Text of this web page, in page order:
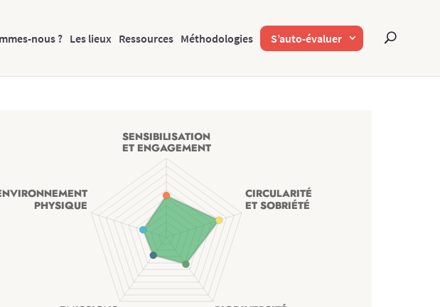
nous ? Les lieux Ressources Méthodologies S’auto-évaluer